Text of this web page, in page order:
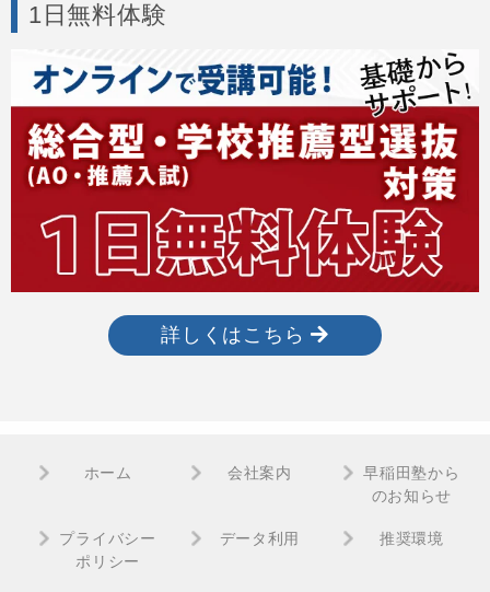
1日無料体験
詳しくはこちら
ホーム 会社案内
早稲田塾から
のお知らせ
プライバシー
ポリシー
データ利用 推奨環境